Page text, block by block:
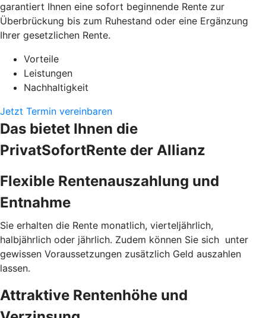
garantiert Ihnen eine sofort beginnende Rente zur
Überbrückung bis zum Ruhestand oder eine Ergänzung
Ihrer gesetzlichen Rente.
Vorteile
Leistungen
Nachhaltigkeit
Jetzt Termin vereinbaren
Das bietet Ihnen die
PrivatSofortRente der Allianz
Flexible Rentenauszahlung und
Entnahme
Sie erhalten die Rente monatlich, vierteljährlich,
halbjährlich oder jährlich. Zudem können Sie sich unter
gewissen Voraussetzungen zusätzlich Geld auszahlen
lassen.
Attraktive Rentenhöhe und